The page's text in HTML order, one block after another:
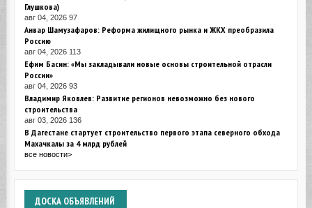
Глушкова)
авг 04, 2026 97
Анвар Шамузафаров: Реформа жилищного рынка и ЖКХ преобразила
Россию
авг 04, 2026 113
Ефим Басин: «Мы закладывали новые основы строительной отрасли
России»
авг 04, 2026 93
Владимир Яковлев: Развитие регионов невозможно без нового
строительства
авг 03, 2026 136
В Дагестане стартует строительство первого этапа северного обхода
Махачкалы за 4 млрд рублей
все новости>
ДОСКА ОБЪЯВЛЕНИЙ